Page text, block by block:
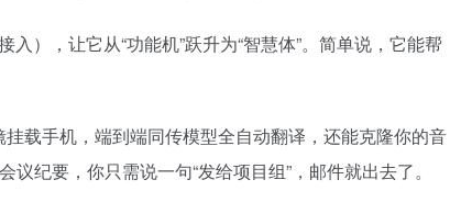
入），让它从“功能机”跃升为“智慧体”。简单说，它能帮
载手机，端到端同传模型全自动翻译，还能克隆你的音
纪要，你只需说一句“发给项目组”，邮件就出去了。